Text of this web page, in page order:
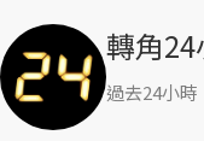
轉角
過去24小